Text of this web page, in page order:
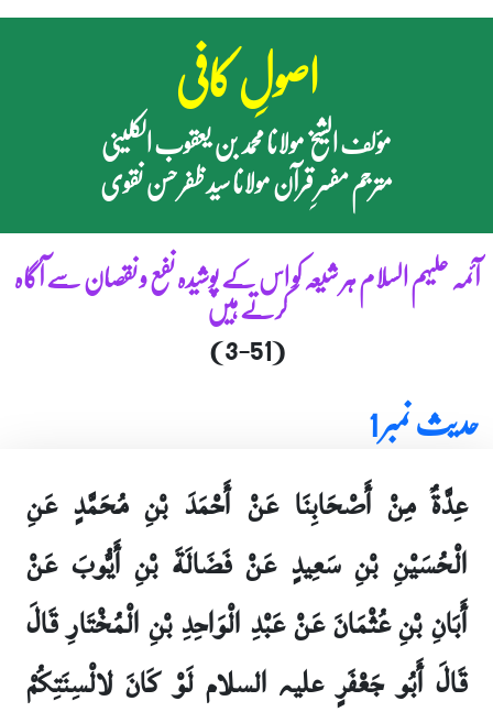
اصولِ کافی
مؤلف الشیخ مولانا محمد بن یعقوب الکلینی
مترجم مفسرِ قرآن مولانا سید ظفر حسن نقوی
آئمہ علیہم السلام ہر شیعہ کو اس کے پوشیدہ نفع و نقصان سے آگاہ
کرتے ہیں
(3-51)
حدیث نمبر 1
عِدَّةٌ مِنْ أَصْحَابِنَا عَنْ أَحْمَدَ بْنِ مُحَمَّدٍ عَنِ
الْحُسَيْنِ بْنِ سَعِيدٍ عَنْ فَضَالَةَ بْنِ أَيُّوبَ عَنْ
أَبَانِ بْنِ عُثْمَانَ عَنْ عَبْدِ الْوَاحِدِ بْنِ الْمُخْتَارِ قَالَ
قَالَ أَبُو جَعْفَرٍ علیہ السلام لَوْ كَانَ لالْسِنَتِكُمْ